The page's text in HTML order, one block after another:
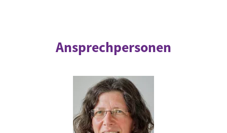
Ansprechpersonen